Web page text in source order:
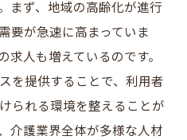
賢く選ぶポイント安城市
注意すべきこと
市の訪問介護求人
まず、地域の高齢化が進行
要が急速に高まっていま
求人も増えているのです。
を提供することで、利用者
られる環境を整えることが
介護業界全体が多様な人材